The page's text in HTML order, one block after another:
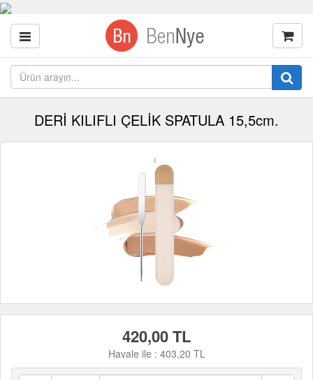
DERİ KILIFLI ÇELİK SPATULA 15,5cm.
420,00 TL
Havale ile : 403,20 TL